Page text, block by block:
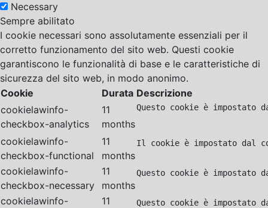
Necessary
Sempre abilitato
I cookie necessari sono assolutamente essenziali per il
corretto funzionamento del sito web. Questi cookie
garantiscono le funzionalità di base e le caratteristiche di
sicurezza del sito web, in modo anonimo.
Cookie
Durata Descrizione
cookielawinfo-
checkbox-analytics
11
months
Questo cookie è
cookielawinfo-
checkbox-functional
11
months
Il cookie è impostato dal
cookielawinfo-
checkbox-necessary
11
months
Questo cookie è impostato
cookielawinfo-
11
Questo cookie è